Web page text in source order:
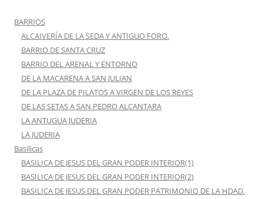
BARRIOS
ALCAIVERÍA DE LA SEDA Y ANTIGUO FORO.
BARRIO DE SANTA CRUZ
BARRIO DEL ARENAL Y ENTORNO
DE LA MACARENA A SAN JULIAN
DE LA PLAZA DE PILATOS A VIRGEN DE LOS REYES
DE LAS SETAS A SAN PEDRO ALCANTARA
LA ANTUGUA JUDERIA
LA JUDERIA
Basilicas
BASILICA DE JESUS DEL GRAN PODER INTERIOR(1)
BASILICA DE JESUS DEL GRAN PODER INTERIOR(2)
BASILICA DE JESUS DEL GRAN PODER PATRIMONIO DE LA HDAD.